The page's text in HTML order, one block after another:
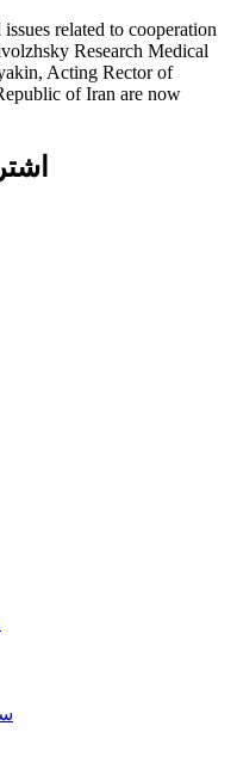
related to cooperation
Research Medical
Acting Rector of
of Iran are now